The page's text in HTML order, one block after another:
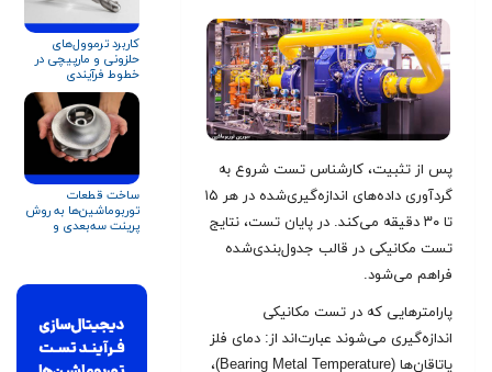
پس از تثبیت، کارشناس تست شروع به
گردآوری داده‌های اندازه‌گیری‌شده در هر ۱۵
تا ۳۰ دقیقه می‌کند. در پایان تست، نتایج
تست مکانیکی در قالب جدول‌بندی‌شده
فراهم می‌شود.
پارامترهایی که در تست مکانیکی
اندازه‌گیری می‌شوند عبارت‌اند از: دمای فلز
یاتاقان‌ها (Bearing Metal Temperature)،
کاربرد ترموول‌های
حلزونی و مارپیچی در
خطوط فرآیندی
کمپرسورها و تجهیزات
دوار
ساخت قطعات
توربوماشین‌ها به روش
پرینت سه‌بعدی و